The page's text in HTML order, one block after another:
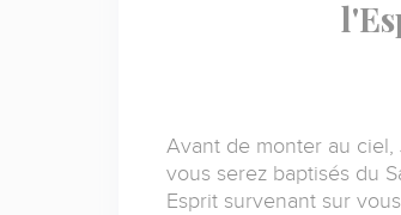
Avant de monter au ciel,
vous serez baptisés du
Esprit survenant sur